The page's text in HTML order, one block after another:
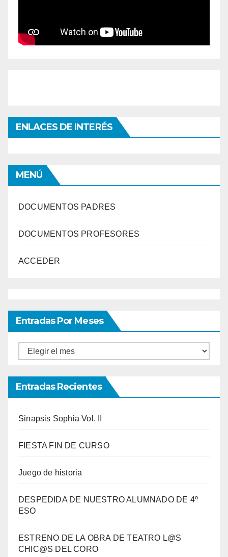
ENLACES DE INTERÉS
MENÚ
DOCUMENTOS PADRES
DOCUMENTOS PROFESORES
ACCEDER
Entradas Por Meses
Entradas
Entradas Recientes
Sinapsis Sophia Vol. II
FIESTA FIN DE CURSO
Juego de historia
DESPEDIDA DE NUESTRO ALUMNADO DE 4º
ESO
ESTRENO DE LA OBRA DE TEATRO L@S
CHIC@S DEL CORO